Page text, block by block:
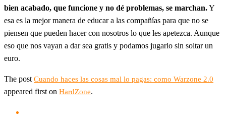
bien acabado, que funcione y no dé problemas, se marchan.Y
esa es la mejor manera de educar a las compañías para que no se
piensen que pueden hacer con nosotros lo que les apetezca. Aunque
eso que nos vayan a dar sea gratis y podamos jugarlo sin soltar un
euro.
The post Cuando haces las cosas mal lo pagas: como Warzone 2.0
appeared first on HardZone.